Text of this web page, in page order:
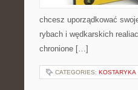
chcesz uporządkować
rybach i wędkarskich
chronione […]
CATEGORIES: KOSTARYKA